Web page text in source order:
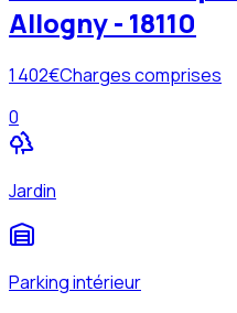
Allogny - 18110
1 402€Charges comprises
0
Jardin
Parking intérieur